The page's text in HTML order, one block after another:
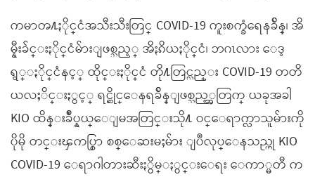
ကမာၻ႔ႏိုင္ငံအသီးသီးတြင္ COVID-19 ကူးစက္ခံရေနခ်ိန္၊ အိ
မ္နီးခ်င္းႏိုင္ငံမ်ားျဖစ္သည့္ အိႏၵိယႏိုင္ငံ၊ ဘဂၤလား ေဒ့
ရွ္ႏိုင္ငံနင့္ ထိုင္းႏိုင္ငံ တို႔တြင္လည္း COVID-19 တတိ
ယလႈိင္းႏွင့္ ရင္ဆိုင္ေနရခ်ိန္ျဖစ္သည့္အတြက္ ယခုအခါ
KIO ထိန္းခ်ဳပ္နယ္ေျမအတြင္းသို႔ ဝင္ေရာက္လာသူမ်ားကို
ပိုမို တင္းၾကပ္စြာ စစ္ေဆးမႈမ်ား ျပဳလုပ္ေနသည္ဟု KIO
COVID-19 ေရာဂါတားဆီးႏွိမ္ႏွင္းေရး ေကာ္မတီ က